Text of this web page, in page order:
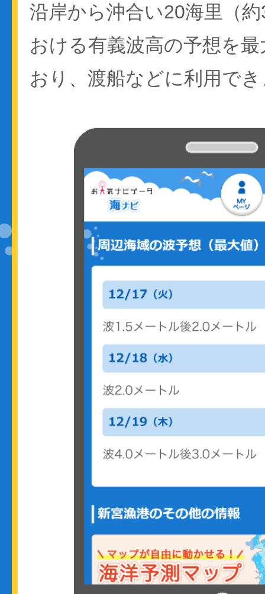
沿岸から沖合い20海里（
おける有義波高の予想を
おり、渡船などに利用で